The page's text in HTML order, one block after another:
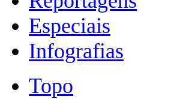
Especiais
Infografias
Topo